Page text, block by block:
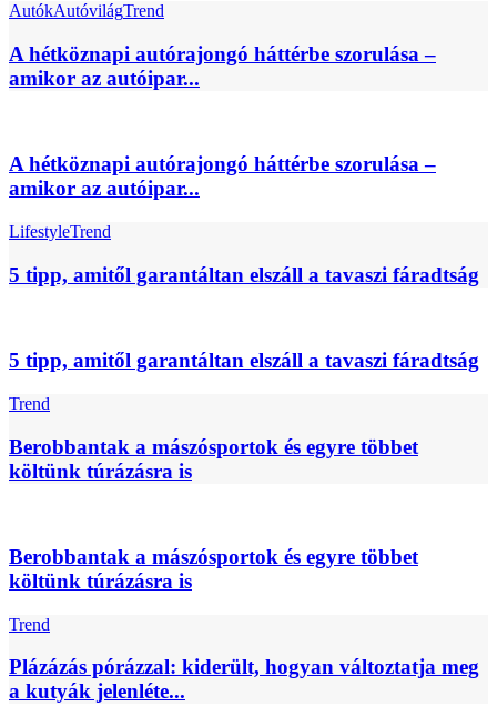
AutókAutóvilágTrend
A hétköznapi autórajongó háttérbe szorulása –
amikor az autóipar...
A hétköznapi autórajongó háttérbe szorulása –
amikor az autóipar...
LifestyleTrend
5 tipp, amitől garantáltan elszáll a tavaszi fáradtság
5 tipp, amitől garantáltan elszáll a tavaszi fáradtság
Trend
Berobbantak a mászósportok és egyre többet
költünk túrázásra is
Berobbantak a mászósportok és egyre többet
költünk túrázásra is
Trend
Plázázás pórázzal: kiderült, hogyan változtatja meg
a kutyák jelenléte...